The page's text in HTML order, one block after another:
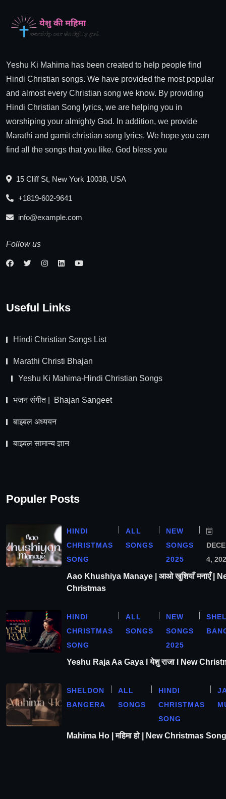
Yeshu Ki Mahima has been created to help people find
Hindi Christian songs. We have provided the most popular
and almost every Christian song we know. By providing
Hindi Christian Song lyrics, we are helping you in
worshiping your almighty God. In addition, we provide
Marathi and gamit christian song lyrics. We hope you can
find all the songs that you like. God bless you
15 Cliff St, New York 10038, USA
+1819-602-9641
info@example.com
Follow us
Useful Links
Hindi Christian Songs List
Marathi Christi Bhajan
Yeshu Ki Mahima-Hindi Christian Songs
भजन संगीत | Bhajan Sangeet
बाइबल अध्ययन
बाइबल सामान्य ज्ञान
Populer Posts
HINDI
CHRISTMAS
SONG
ALL
SONGS
NEW
SONGS
2025
4,
Aao Khushiya Manaye | आओ खुशियाँ मनाएँ |
Christmas
HINDI
CHRISTMAS
SONG
ALL
SONGS
NEW
SONGS
2025
Yeshu Raja Aa Gaya l येशु राजा l New
SHELDON
BANGERA
ALL
SONGS
HINDI
CHRISTMAS
SONG
Mahima Ho | महिमा हो | New Christmas Song